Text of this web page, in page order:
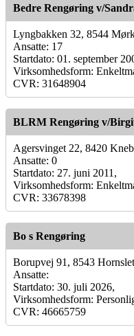
Bedre Rengøring v/
Lyngbakken 32, 8544
Ansatte: 17
Startdato: 01. september
Virksomhedsform:
CVR: 31648904
BLRM Rengøring v/
Agersvinget 22, 8420
Ansatte: 0
Startdato: 27. juni 2011,
Virksomhedsform:
CVR: 33678398
Bo s Rengøring
Borupvej 91, 8543 Hornslet
Ansatte:
Startdato: 30. juli 2026,
Virksomhedsform:
CVR: 46665759